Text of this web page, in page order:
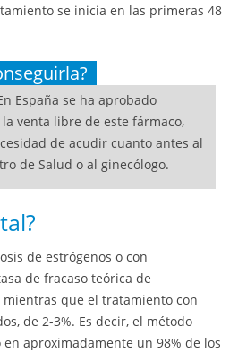
se inicia en las primeras 48
España se ha aprobado
venta libre de este fármaco,
de acudir cuanto antes al
de Salud o al ginecólogo.
de estrógenos o con
de fracaso teórica de
que el tratamiento con
de 2-3%. Es decir, el método
aproximadamente un 98% de los